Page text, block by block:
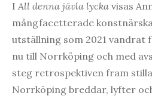
I All denna jävla lycka visas
mångfacetterade
utställning som 2021 vandrat
nu till Norrköping och med
steg retrospektiven fram
Norrköping breddar, lyfter